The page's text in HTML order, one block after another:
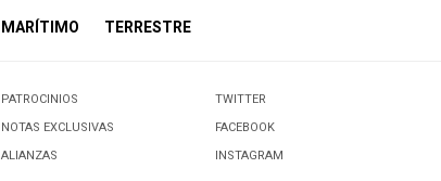
MARÍTIMO TERRESTRE
PATROCINIOS
NOTAS EXCLUSIVAS
ALIANZAS
TWITTER
FACEBOOK
INSTAGRAM